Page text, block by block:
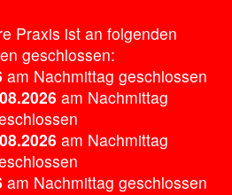
Praxis ist an folgenden
geschlossen:
am Nachmittag geschlossen
am Nachmittag
am Nachmittag
am Nachmittag geschlossen